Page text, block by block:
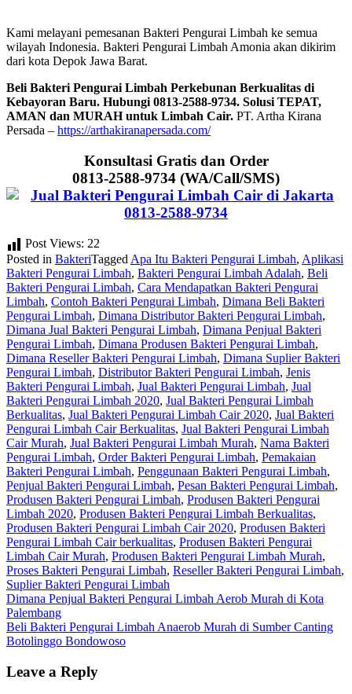
Kami melayani pemesanan Bakteri Pengurai Limbah ke semua
wilayah Indonesia. Bakteri Pengurai Limbah Amonia akan dikirim
dari kota Depok Jawa Barat.
Beli Bakteri Pengurai Limbah Perkebunan Berkualitas di
Kebayoran Baru. Hubungi 0813-2588-9734. Solusi TEPAT,
AMAN dan MURAH untuk Limbah Cair. PT. Artha Kirana
Persada – https://arthakiranapersada.com/
Konsultasi Gratis dan Order
0813-2588-9734 (WA/Call/SMS)
Post Views: 22
Posted in BakteriTagged Apa Itu Bakteri Pengurai Limbah, Aplikasi
Bakteri Pengurai Limbah, Bakteri Pengurai Limbah Adalah, Beli
Bakteri Pengurai Limbah, Cara Mendapatkan Bakteri Pengurai
Limbah, Contoh Bakteri Pengurai Limbah, Dimana Beli Bakteri
Pengurai Limbah, Dimana Distributor Bakteri Pengurai Limbah,
Dimana Jual Bakteri Pengurai Limbah, Dimana Penjual Bakteri
Pengurai Limbah, Dimana Produsen Bakteri Pengurai Limbah,
Dimana Reseller Bakteri Pengurai Limbah, Dimana Suplier Bakteri
Pengurai Limbah, Distributor Bakteri Pengurai Limbah, Jenis
Bakteri Pengurai Limbah, Jual Bakteri Pengurai Limbah, Jual
Bakteri Pengurai Limbah 2020, Jual Bakteri Pengurai Limbah
Berkualitas, Jual Bakteri Pengurai Limbah Cair 2020, Jual Bakteri
Pengurai Limbah Cair Berkualitas, Jual Bakteri Pengurai Limbah
Cair Murah, Jual Bakteri Pengurai Limbah Murah, Nama Bakteri
Pengurai Limbah, Order Bakteri Pengurai Limbah, Pemakaian
Bakteri Pengurai Limbah, Penggunaan Bakteri Pengurai Limbah,
Penjual Bakteri Pengurai Limbah, Pesan Bakteri Pengurai Limbah,
Produsen Bakteri Pengurai Limbah, Produsen Bakteri Pengurai
Limbah 2020, Produsen Bakteri Pengurai Limbah Berkualitas,
Produsen Bakteri Pengurai Limbah Cair 2020, Produsen Bakteri
Pengurai Limbah Cair berkualitas, Produsen Bakteri Pengurai
Limbah Cair Murah, Produsen Bakteri Pengurai Limbah Murah,
Proses Bakteri Pengurai Limbah, Reseller Bakteri Pengurai Limbah,
Suplier Bakteri Pengurai Limbah
Post
navigation
Dimana Penjual Bakteri Pengurai Limbah Aerob Murah di Kota
Palembang
Beli Bakteri Pengurai Limbah Anaerob Murah di Sumber Canting
Botolinggo Bondowoso
Leave a Reply